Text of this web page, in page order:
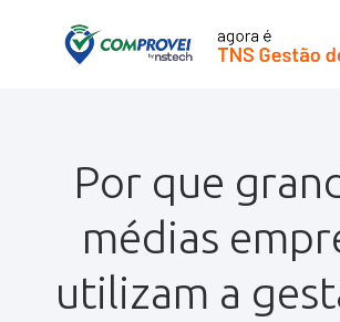
Por que
médias
utilizam a